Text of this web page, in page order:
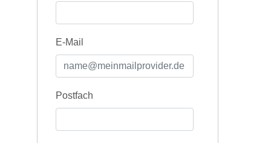
E-Mail
Postfach